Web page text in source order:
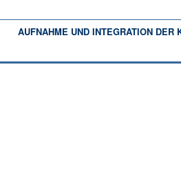
AUFNAHME UND INTEGRATION DER